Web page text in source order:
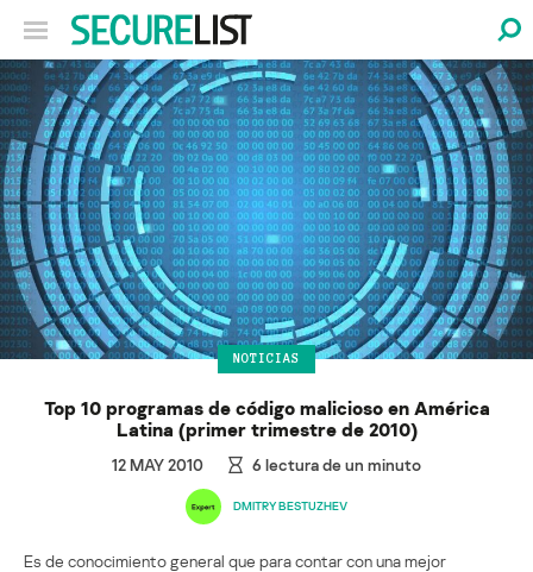
NOTICIAS
Top 10 programas de código malicioso en América
Latina (primer trimestre de 2010)
12 MAY 2010 6 lectura de un minuto
DMITRY BESTUZHEV
Es de conocimiento general que para contar con una mejor